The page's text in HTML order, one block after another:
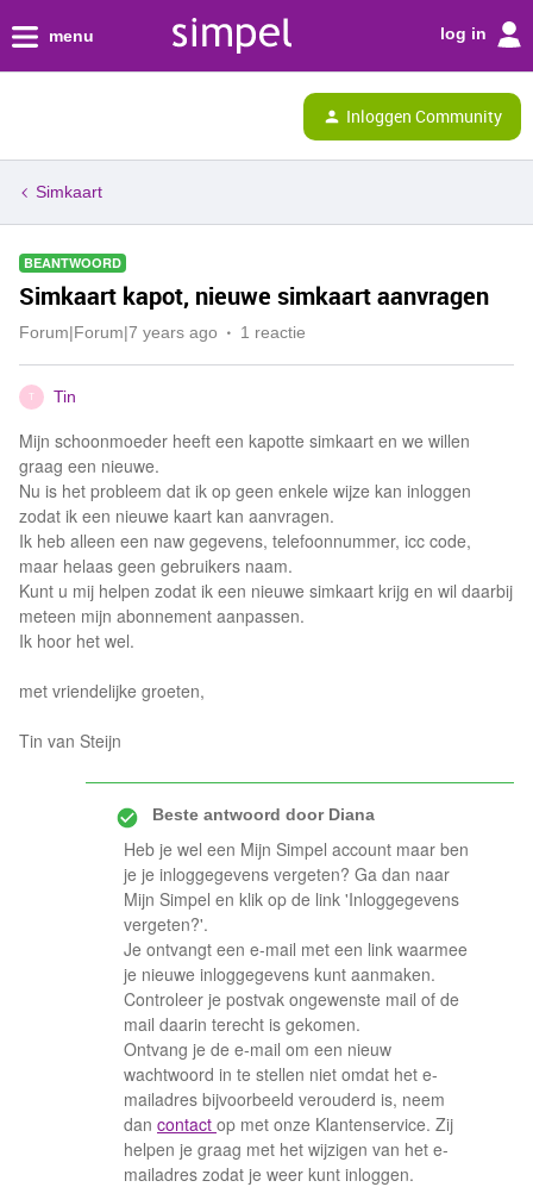
menu log in
Inloggen Community
Simkaart
BEANTWOORD
Simkaart kapot, nieuwe simkaart aanvragen
Forum|Forum|7 years ago 1 reactie
T Tin
Mijn schoonmoeder heeft een kapotte simkaart en we willen
graag een nieuwe.
Nu is het probleem dat ik op geen enkele wijze kan inloggen
zodat ik een nieuwe kaart kan aanvragen.
Ik heb alleen een naw gegevens, telefoonnummer, icc code,
maar helaas geen gebruikers naam.
Kunt u mij helpen zodat ik een nieuwe simkaart krijg en wil daarbij
meteen mijn abonnement aanpassen.
Ik hoor het wel.
met vriendelijke groeten,
Tin van Steijn
Beste antwoord doorDiana
Heb je wel een Mijn Simpel account maar ben
je je inloggegevens vergeten? Ga dan naar
Mijn Simpel en klik op de link 'Inloggegevens
vergeten?'.
Je ontvangt een e-mail met een link waarmee
je nieuwe inloggegevens kunt aanmaken.
Controleer je postvak ongewenste mail of de
mail daarin terecht is gekomen.
Ontvang je de e-mail om een nieuw
wachtwoord in te stellen niet omdat het e-
mailadres bijvoorbeeld verouderd is, neem
dan contact op met onze Klantenservice. Zij
helpen je graag met het wijzigen van het e-
mailadres zodat je weer kunt inloggen.